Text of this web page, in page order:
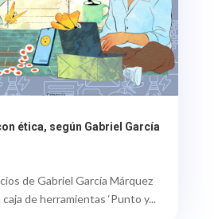
ética, según Gabriel García
de Gabriel García Márquez
de herramientas ‘Punto y...